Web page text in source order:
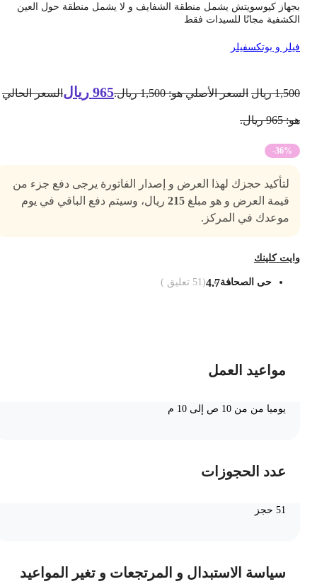
كيوسويتش يشمل منطقة الشفايف و لا يشمل منطقة حول العين
مجانًا للسيدات فقط
و بوتكسفيلر
ريال السعر الأصلي هو: 1,500 ريال. 965 ريال السعر الحالي
-36%
لتأكيد حجزك لهذا العرض و إصدار الفاتورة يرجى دفع جزء من
قيمة العرض و هو مبلغ215 ريال، وسيتم دفع الباقي في يوم
موعدك في المركز.
كلينك
حى الصحافة4.7
(
51تعليق )
مواعيد العمل
يوميا من من 10 ص إلى 10 م
عدد الحجوزات
سياسة الاستبدال و المرتجعات و تغير المواعيد